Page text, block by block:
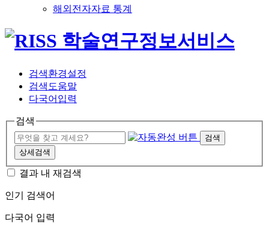
해외전자자료 통계
검색환경설정
검색도움말
다국어입력
검색
검색
상세검색
결과 내 재검색
인기 검색어
다국어 입력